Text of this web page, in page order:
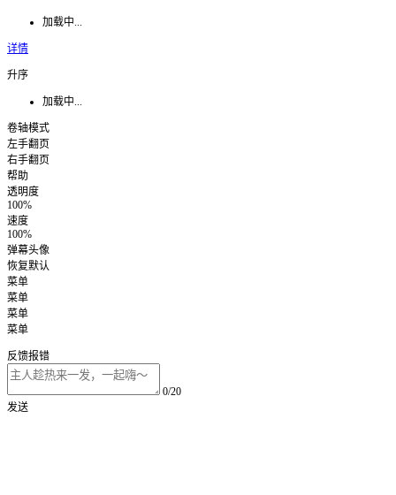
加载中...
详情
升序
加载中...
卷轴模式
左手翻页
右手翻页
帮助
透明度
100%
速度
100%
弹幕头像
恢复默认
菜单
菜单
菜单
菜单
反馈报错
0/20
发送